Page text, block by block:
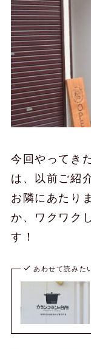
今回やってき
は、以前ご紹
お隣にあたり
か、ワクワク
す！
あわせて読みた